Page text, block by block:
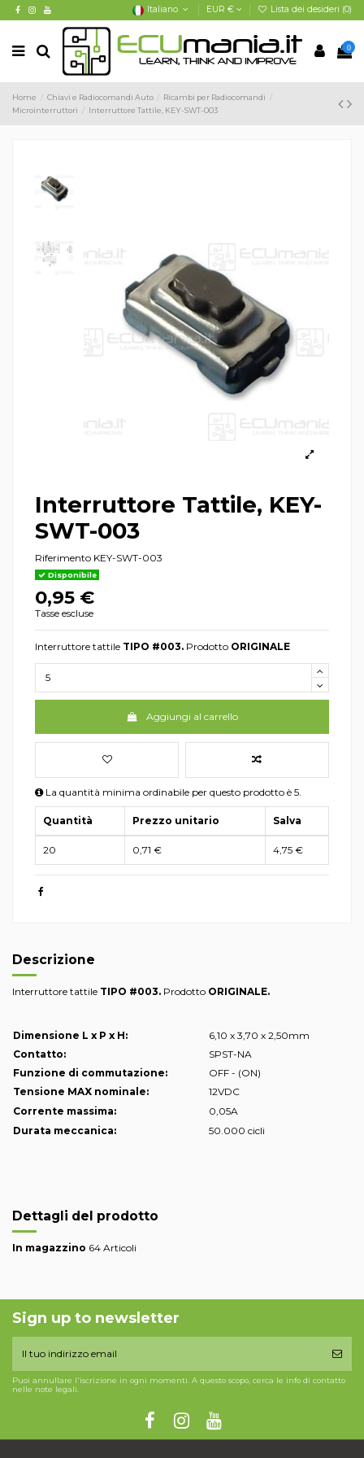
Italiano EUR € Lista dei desideri (0)
0
Home Chiavi e Radiocomandi Auto
Ricambi per Radiocomandi
Microinterruttori
Interruttore Tattile, KEY-SWT-003
Interruttore Tattile, KEY-
SWT-003
Riferimento KEY-SWT-003
Disponibile
0,95 €
Tasse escluse
Interruttore tattile TIPO #003. Prodotto ORIGINALE
Aggiungi al carrello
La quantità minima ordinabile per questo prodotto è 5.
Quantità Prezzo unitario Salva
20 0,71 € 4,75 €
Descrizione
Interruttore tattile TIPO #003. Prodotto ORIGINALE.
Dimensione L x P x H:
6,10 x 3,70 x 2,50mm
Contatto:
SPST-NA
Funzione di commutazione:
OFF - (ON)
Tensione MAX nominale:
12VDC
Corrente massima:
0,05A
Durata meccanica:
50.000 cicli
Dettagli del prodotto
In magazzino 64 Articoli
Sign up to newsletter
Puoi annullare l'iscrizione in ogni momenti. A questo scopo, cerca le info di contatto
nelle note legali.